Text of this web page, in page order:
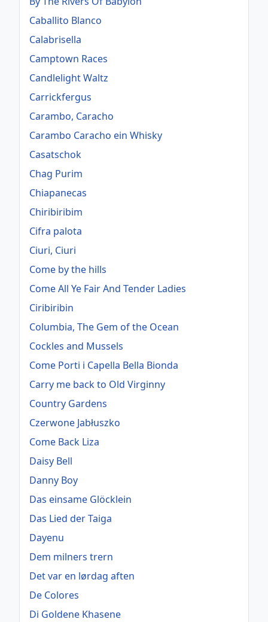
Caballito Blanco
Calabrisella
Camptown Races
Candlelight Waltz
Carrickfergus
Carambo, Caracho
Carambo Caracho ein Whisky
Casatschok
Chag Purim
Chiapanecas
Chiribiribim
Cifra palota
Ciuri, Ciuri
Come by the hills
Come All Ye Fair And Tender Ladies
Ciribiribin
Columbia, The Gem of the Ocean
Cockles and Mussels
Come Porti i Capella Bella Bionda
Carry me back to Old Virginny
Country Gardens
Czerwone Jabłuszko
Come Back Liza
Daisy Bell
Danny Boy
Das einsame Glöcklein
Das Lied der Taiga
Dayenu
Dem milners trern
Det var en lørdag aften
De Colores
Di Goldene Khasene